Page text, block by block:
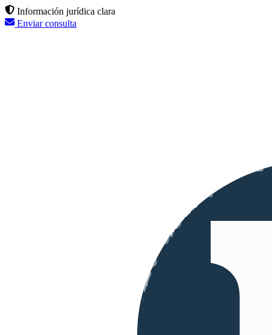
Información jurídica clara
Enviar consulta